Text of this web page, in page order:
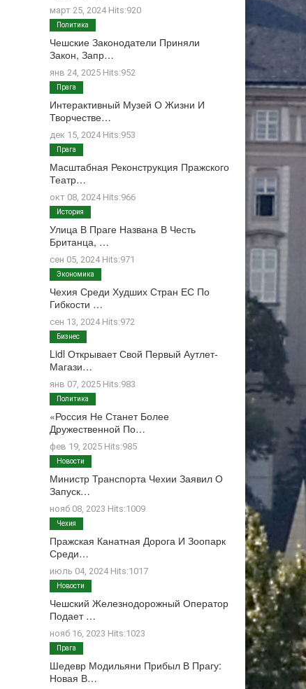
март 25, 2024 Hits:920
Чешские Законодатели Приняли
Закон, Запр…
янв 24, 2025 Hits:952
Политика
Интерактивный Музей О Жизни И
Творчестве…
дек 15, 2024 Hits:953
Прага
Масштабная Реконструкция Пражского
Театр…
окт 08, 2024 Hits:966
Прага
Улица В Праге Названа В Честь
Британца, …
сен 05, 2024 Hits:971
История
Чехия Среди Худших Стран ЕС По
Гибкости …
сен 13, 2024 Hits:972
Экономика
Lidl Открывает Свой Первый Аутлет-
Магази…
янв 07, 2025 Hits:983
Бизнес
«Россия Не Станет Более
Дружественной По…
фев 19, 2025 Hits:985
Политика
Министр Транспорта Чехии Заявил О
Запуск…
нояб 08, 2023 Hits:1009
Новости
Пражская Канатная Дорога И Зоопарк
Среди…
июль 04, 2024 Hits:1017
Чехия
Чешский Железнодорожный Оператор
Подает …
нояб 16, 2023 Hits:1023
Новости
Шедевр Модильяни Прибыл В Прагу:
Новая В…
Прага